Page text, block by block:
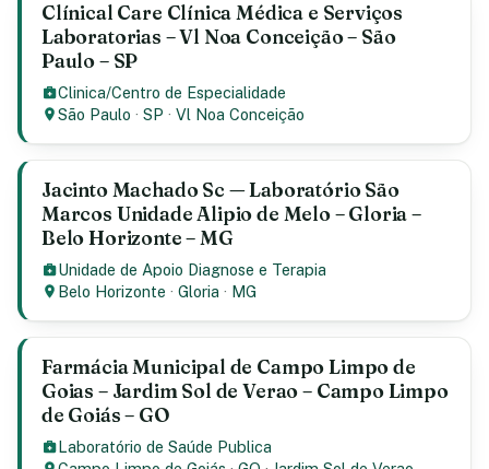
Clínical Care Clínica Médica e Serviços
Laboratorias – Vl Noa Conceição – São
Paulo – SP
Clinica/Centro de Especialidade
São Paulo ·SP ·Vl Noa Conceição
Jacinto Machado Sc — Laboratório São
Marcos Unidade Alipio de Melo – Gloria –
Belo Horizonte – MG
Unidade de Apoio Diagnose e Terapia
Belo Horizonte ·Gloria · MG
Farmácia Municipal de Campo Limpo de
Goias – Jardim Sol de Verao – Campo Limpo
de Goiás – GO
Laboratório de Saúde Publica